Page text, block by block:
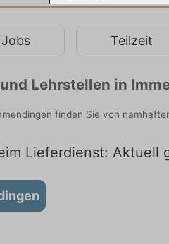
Teilzeit
Lehrstellen in
finden Sie von
Lieferdienst: